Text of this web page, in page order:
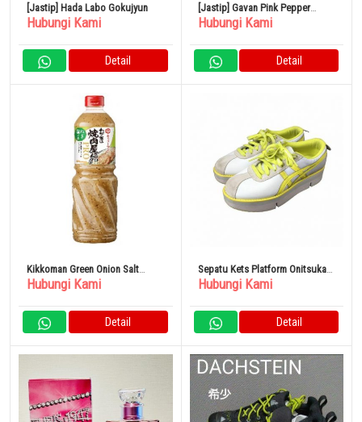
[Jastip] Hada Labo Gokujyun
Hubungi Kami
Detail
[Jastip] Gavan Pink Pepper
(utuh) 90g
Hubungi Kami
Detail
Kikkoman Green Onion Salt
Sauce 1110g
Hubungi Kami
Detail
Sepatu Kets Platform Onitsuka
Tiger
Hubungi Kami
Detail